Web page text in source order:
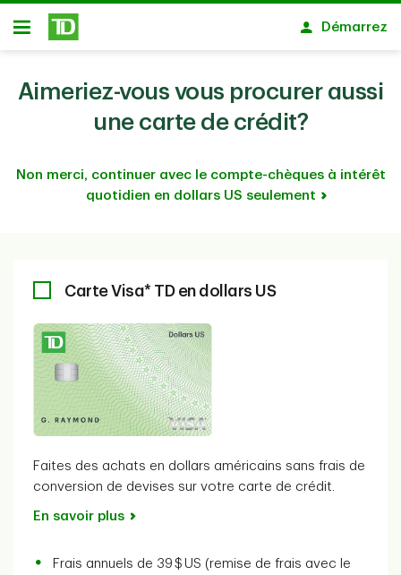
Passer au contenu principal
Ouvert
Démarrez
Aimeriez-vous vous procurer aussi
une carte de crédit?
Non merci, continuer avec le compte-chèques à intérêt
quotidien en dollars US seulement
Carte Visa* TD en dollars US
Faites des achats en dollars américains sans frais de
conversion de devises sur votre carte de crédit.
En savoir plus
Frais annuels de 39 $ US (remise de frais avec le